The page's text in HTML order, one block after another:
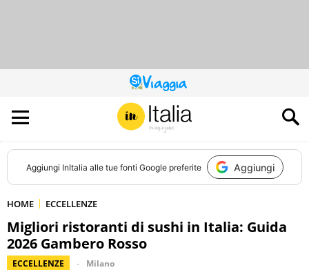
QUESTO
SITO
CONTRIBUISCE
ALL’AUDIENCE
DI
Aggiungi InItalia alle tue fonti Google preferite Aggiungi
HOME ECCELLENZE
Migliori ristoranti di sushi in Italia: Guida
2026 Gambero Rosso
ECCELLENZE Milano